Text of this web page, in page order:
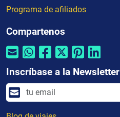
Programa de afiliados
Compartenos
Inscríbase a la Newsletter